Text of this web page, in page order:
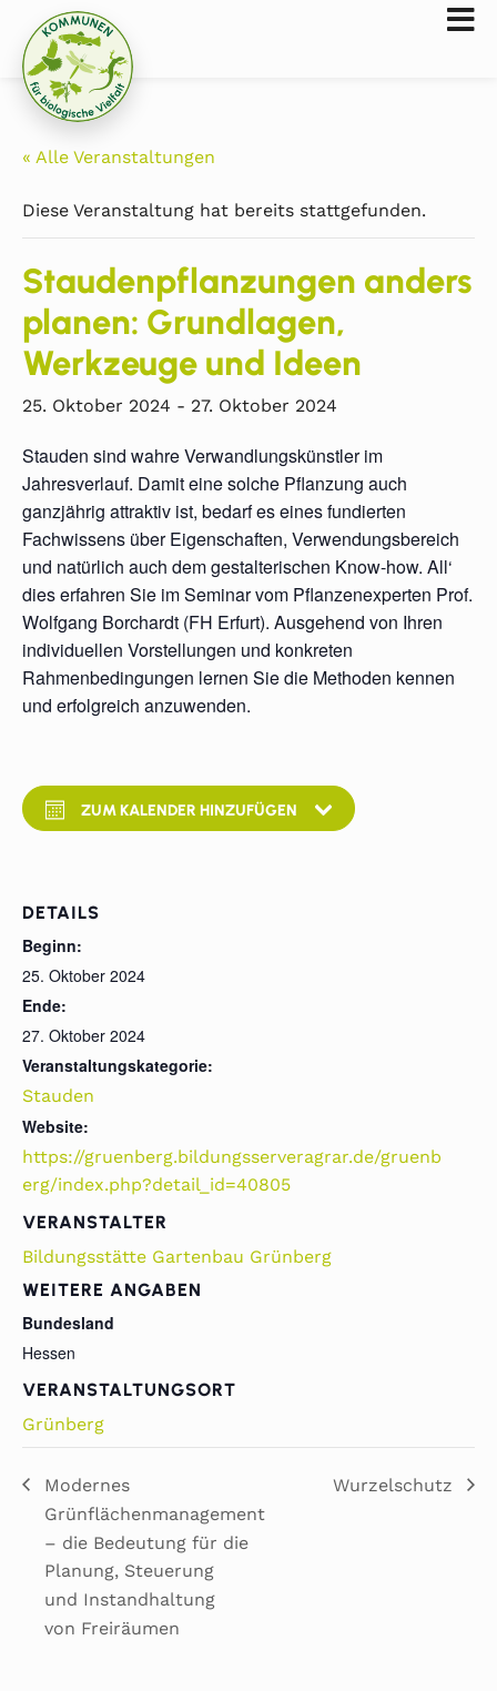
« Alle Veranstaltungen
Diese Veranstaltung hat bereits stattgefunden.
Staudenpflanzungen anders
planen: Grundlagen,
Werkzeuge und Ideen
25. Oktober 2024 - 27. Oktober 2024
Stauden sind wahre Verwandlungskünstler im
Jahresverlauf. Damit eine solche Pflanzung auch
ganzjährig attraktiv ist, bedarf es eines fundierten
Fachwissens über Eigenschaften, Verwendungsbereich
und natürlich auch dem gestalterischen Know-how. All‘
dies erfahren Sie im Seminar vom Pflanzenexperten Prof.
Wolfgang Borchardt (FH Erfurt). Ausgehend von Ihren
individuellen Vorstellungen und konkreten
Rahmenbedingungen lernen Sie die Methoden kennen
und erfolgreich anzuwenden.
ZUM KALENDER HINZUFÜGEN
DETAILS
Beginn:
25. Oktober 2024
Ende:
27. Oktober 2024
Veranstaltungskategorie:
Stauden
Website:
https://gruenberg.bildungsserveragrar.de/gruenb
erg/index.php?detail_id=40805
VERANSTALTUNGSORT
Grünberg
VERANSTALTER
Bildungsstätte Gartenbau Grünberg
WEITERE ANGABEN
Bundesland
Hessen
Modernes
Grünflächenmanagement
– die Bedeutung für die
Planung, Steuerung
und Instandhaltung
von Freiräumen
Wurzelschutz